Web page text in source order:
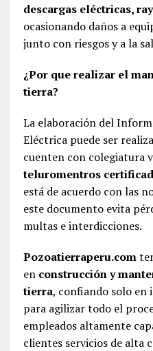
descargas eléctricas,
ocasionando daños a
junto con riesgos y a la
¿Por que realizar el
tierra?
La elaboración del
Eléctrica puede ser
cuenten con colegiatura
teluromentros
está de acuerdo con las
este documento evita
multas e interdicciones.
Pozoatierraperu.com
en construcción y
tierra, confiando solo en
para agilizar todo el
empleados altamente
clientes servicios de alta